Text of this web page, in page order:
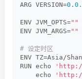
ARG VERSION=0 .
ENV JVM_OPTS=""
ENV JVM_ARGS=""
# 设定时区
ENV TZ=Asia/
RUN echo
    echo